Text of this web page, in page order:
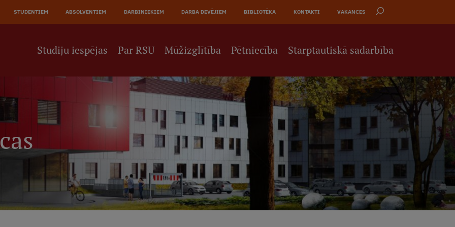
STUDENTIEM ABSOLVENTIEM DARBINIEKIEM DARBA DEVĒJIEM BIBLIOTĒKA KONTAKTI VAKANCES
Studiju iespējas Par RSU Mūžizglītība Pētniecība Starptautiskā sadarbība